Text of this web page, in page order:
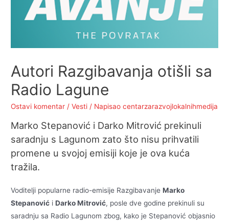
Autori Razgibavanja otišli sa
Radio Lagune
Ostavi komentar /Vesti / Napisao centarzarazvojlokalnihmedija
Marko Stepanović i Darko Mitrović prekinuli
saradnju s Lagunom zato što nisu prihvatili
promene u svojoj emisiji koje je ova kuća
tražila.
Voditelji popularne radio-emisije RazgibavanjeMarko
Stepanović iDarko Mitrović, posle dve godine prekinuli su
saradnju sa Radio Lagunom zbog, kako je Stepanović objasnio